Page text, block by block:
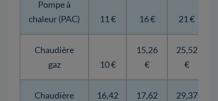
Pompe à
chaleur (PAC)
11 € 16 € 21 €
Chaudière
gaz
10 €
15,26
€
25,52
€
Chaudière
16,42
17,62
29,37